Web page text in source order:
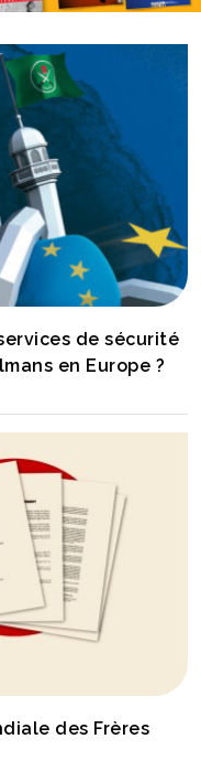
de sécurité
en Europe ?
des Frères